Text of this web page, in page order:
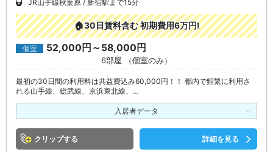
JR山手線秋葉原 新宿駅まで15分
🏠30日賃料含む 初期費用6万円!
個室 52,000円～58,000円
6部屋 （個室のみ）
最初の30日間の利用料は共益費込み60,000円！！ 都内で頻繁に利用さ
れる山手線、総武線、京浜東北線、…
入居者データ
クリップ 詳細を見る